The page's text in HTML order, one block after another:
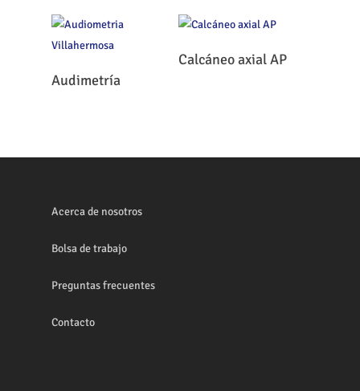
Leer Más
Audimetría
Leer Más
Calcáneo axial AP
Acerca de nosotros
Bolsa de trabajo
Preguntas frecuentes
Contacto